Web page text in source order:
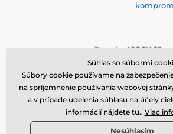
Súhlas so súbormi
Súbory cookie používame na
na spríjemnenie používania webovej
a v prípade udelenia súhlasu na účely
informácií nájdete tu.. Viac
Nesúhlasím